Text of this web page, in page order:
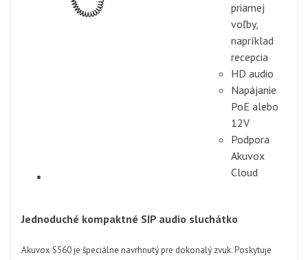
priamej
voľby,
napríklad
recepcia
HD audio
Napájanie
PoE alebo
12V
Podpora
Akuvox
Cloud
Jednoduché kompaktné SIP audio sluchátko
Akuvox S560 je špeciálne navrhnutý pre dokonalý zvuk. Poskytuje